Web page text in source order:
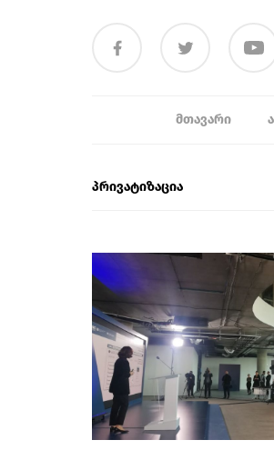
ᲛᲗᲐᲕᲐᲠᲘ
პრივატიზაცია